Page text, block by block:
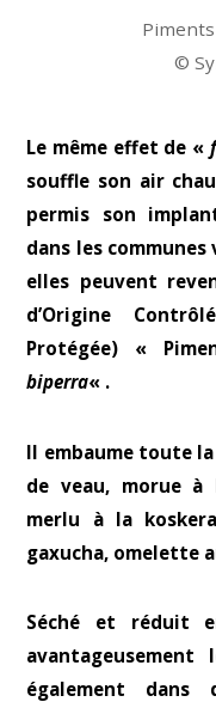
©
Le même effet de «
souffle son air
permis son
dans les communes
elles peuvent
d’Origine
Protégée) «
biperra« .
Il embaume toute
de veau, morue à
merlu à la
gaxucha, omelette
Séché et réduit
également dans